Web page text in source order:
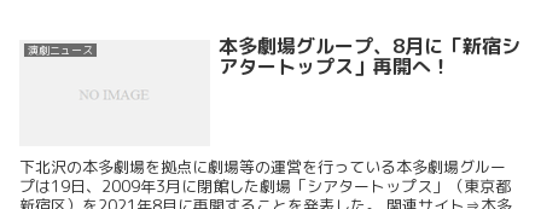
演劇ニュース 本多劇場グループ、8月に「新宿シ
アタートップス」再開へ！
下北沢の本多劇場を拠点に劇場等の運営を行っている本多劇場グルー
プは19日、2009年3月に閉館した劇場「シアタートップス」（東京都